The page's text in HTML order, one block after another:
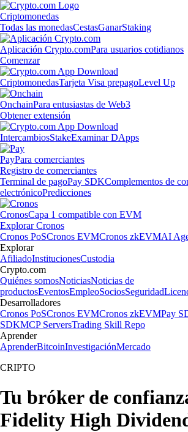
Criptomonedas
Todas las monedasCestasGanarStaking
Aplicación Crypto.comPara usuarios cotidianos
Comenzar
CriptomonedasTarjeta Visa prepagoLevel Up
OnchainPara entusiastas de Web3
Obtener extensión
IntercambiosStakeExaminar DApps
PayPara comerciantes
Registro de comerciantes
Terminal de pagoPay SDKComplementos de
electrónicoPredicciones
CronosCapa 1 compatible con EVM
Explorar Cronos
Cronos PoSCronos EVMCronos zkEVMAI
Explorar
AfiliadoInstitucionesCustodia
Crypto.com
Quiénes somosNoticiasNoticias de
productosEventosEmpleoSociosSeguridad
Desarrolladores
Cronos PoSCronos EVMCronos zkEVMPay
SDKMCP ServersTrading Skill Repo
Aprender
AprenderBitcoinInvestigaciónMercado
CRIPTO
Tu bróker de
Fidelity High